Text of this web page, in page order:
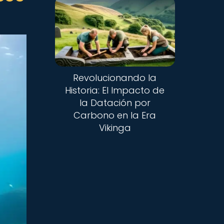
Revolucionando la
Historia: El Impacto de
la Datación por
Carbono en la Era
Vikinga